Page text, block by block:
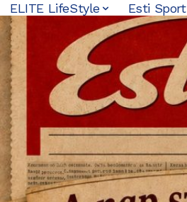
ELITE LifeStyle
Esti Sport